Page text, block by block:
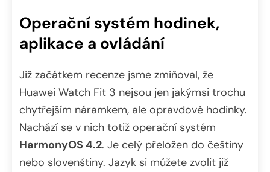
Operační systém hodinek,
aplikace a ovládání
Již začátkem recenze jsme zmiňoval, že
Huawei Watch Fit 3 nejsou jen jakýmsi trochu
chytřejším náramkem, ale opravdové hodinky.
Nachází se v nich totiž operační systém
HarmonyOS 4.2. Je celý přeložen do češtiny
nebo slovenštiny. Jazyk si můžete zvolit již